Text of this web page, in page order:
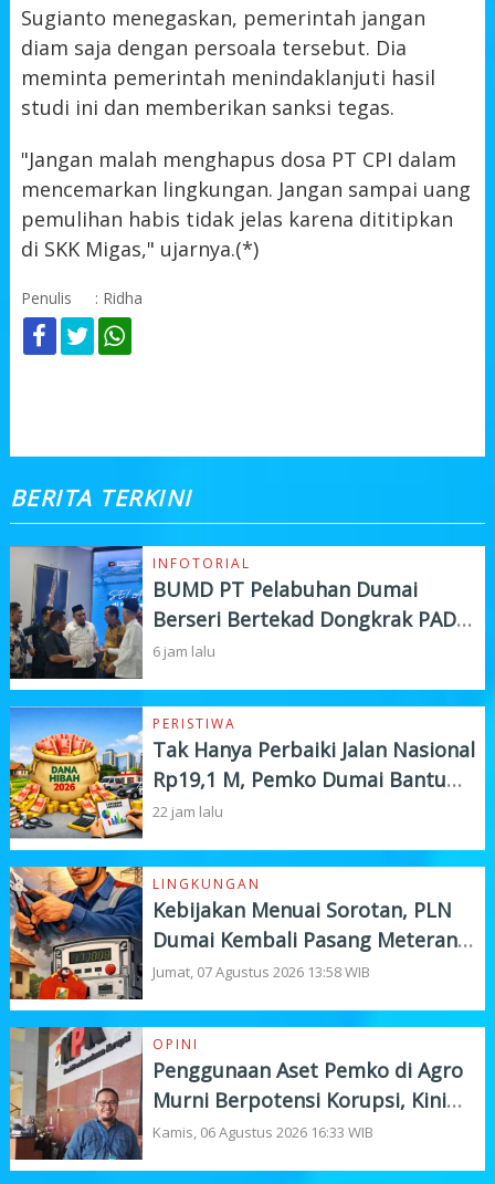
Sugianto menegaskan, pemerintah jangan
diam saja dengan persoala tersebut. Dia
meminta pemerintah menindaklanjuti hasil
studi ini dan memberikan sanksi tegas.
"Jangan malah menghapus dosa PT CPI dalam
mencemarkan lingkungan. Jangan sampai uang
pemulihan habis tidak jelas karena dititipkan
di SKK Migas," ujarnya.(*)
Penulis : Ridha
BERITA TERKINI
INFOTORIAL
BUMD PT Pelabuhan Dumai
Berseri Bertekad Dongkrak PAD
dan Investasi
6 jam lalu
PERISTIWA
Tak Hanya Perbaiki Jalan Nasional
Rp19,1 M, Pemko Dumai Bantu
Instansi Vertikal Rp4,5 M
22 jam lalu
LINGKUNGAN
Kebijakan Menuai Sorotan, PLN
Dumai Kembali Pasang Meteran
Listrik Pelanggan
Jumat, 07 Agustus 2026 13:58 WIB
OPINI
Penggunaan Aset Pemko di Agro
Murni Berpotensi Korupsi, Kini
"Bola" Ada di APH
Kamis, 06 Agustus 2026 16:33 WIB